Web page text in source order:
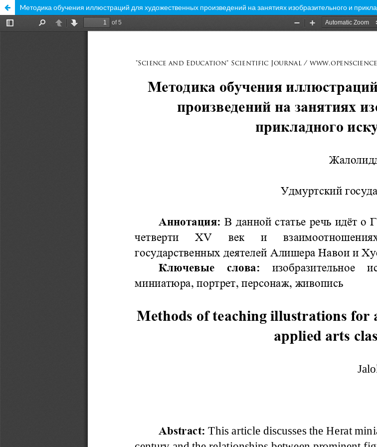
Mетодика обучения иллюстраций для художественных произведений на занятиях изобразительного и